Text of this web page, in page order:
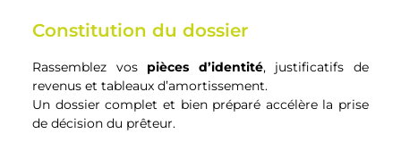
Constitution du dossier
Rassemblez vos pièces d’identité, justificatifs de
revenus et tableaux d’amortissement.
Un dossier complet et bien préparé accélère la prise
de décision du prêteur.